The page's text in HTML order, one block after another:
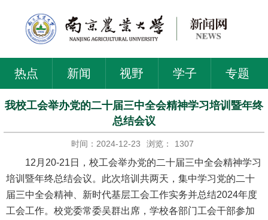
热点 新闻 视野 学子 专题
我校工会举办党的二十届三中全会精神学习培训暨年终
总结会议
时间：2024-12-23 浏览： 1307
12月20-21日，校工会举办党的二十届三中全会精神学习
培训暨年终总结会议。此次培训共两天，集中学习党的二十
届三中全会精神、新时代基层工会工作实务并总结2024年度
工会工作。校党委常委吴群出席，学校各部门工会干部参加